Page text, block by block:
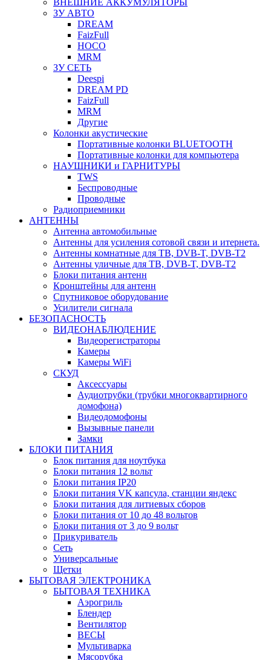
ВНЕШНИЕ АККУМУЛЯТОРЫ
ЗУ АВТО
DREAM
FaizFull
HOCO
MRM
ЗУ СЕТЬ
Deespi
DREAM PD
FaizFull
MRM
Другие
Колонки акустические
Портативные колонки BLUETOOTH
Портативные колонки для компьютера
НАУШНИКИ и ГАРНИТУРЫ
TWS
Беспроводные
Проводные
Радиоприемники
АНТЕННЫ
Антенна автомобильные
Антенны для усиления сотовой связи и итернета.
Антенны комнатные для ТВ, DVB-T, DVB-T2
Антенны уличные для ТВ, DVB-T, DVB-T2
Блоки питания антенн
Кронштейны для антенн
Спутниковое оборудование
Усилители сигнала
БЕЗОПАСНОСТЬ
ВИДЕОНАБЛЮДЕНИЕ
Видеорегистраторы
Камеры
Камеры WiFi
СКУД
Аксессуары
Аудиотрубки (трубки многоквартирного
домофона)
Видеодомофоны
Вызывные панели
Замки
БЛОКИ ПИТАНИЯ
Блок питания для ноутбука
Блоки питания 12 вольт
Блоки питания IP20
Блоки питания VK капсула, станции яндекс
Блоки питания для литиевых сборов
Блоки питания от 10 до 48 вольтов
Блоки питания от 3 до 9 вольт
Прикуриватель
Сеть
Универсальные
Щетки
БЫТОВАЯ ЭЛЕКТРОНИКА
БЫТОВАЯ ТЕХНИКА
Аэрогриль
Блендер
Вентилятор
ВЕСЫ
Мультиварка
Мясорубка